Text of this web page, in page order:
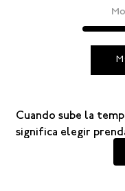
Cuando sube la
significa elegir
ropa
para acompañar